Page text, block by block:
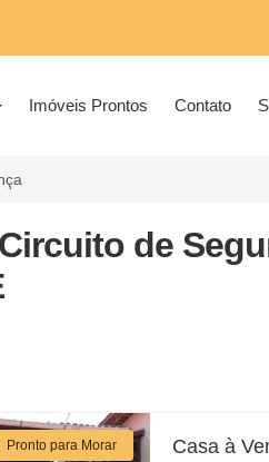
Imóveis Prontos Contato
de
Pronto para Morar Casa à